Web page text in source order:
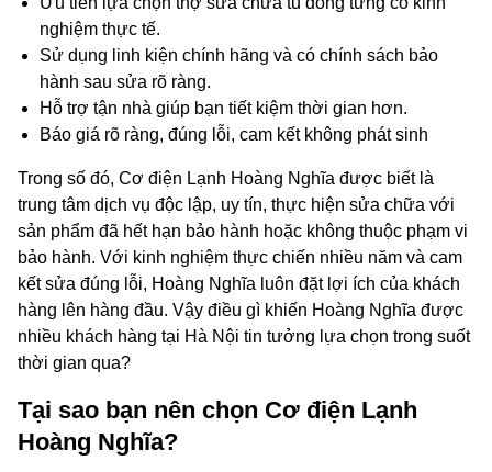
nghiệm thực tế.
Sử dụng linh kiện chính hãng và có chính sách bảo
hành sau sửa rõ ràng.
Hỗ trợ tận nhà giúp bạn tiết kiệm thời gian hơn.
Báo giá rõ ràng, đúng lỗi, cam kết không phát sinh
Trong số đó, Cơ điện Lạnh Hoàng Nghĩa được biết là
trung tâm dịch vụ độc lập, uy tín, thực hiện sửa chữa với
sản phẩm đã hết hạn bảo hành hoặc không thuộc phạm vi
bảo hành. Với kinh nghiệm thực chiến nhiều năm và cam
kết sửa đúng lỗi, Hoàng Nghĩa luôn đặt lợi ích của khách
hàng lên hàng đầu. Vậy điều gì khiến Hoàng Nghĩa được
nhiều khách hàng tại Hà Nội tin tưởng lựa chọn trong suốt
thời gian qua?
Tại sao bạn nên chọn Cơ điện Lạnh
Hoàng Nghĩa?